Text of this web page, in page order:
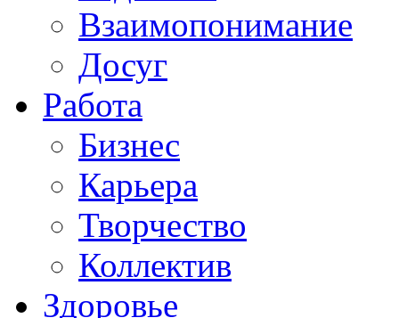
Взаимопонимание
Досуг
Работа
Бизнес
Карьера
Творчество
Коллектив
Здоровье